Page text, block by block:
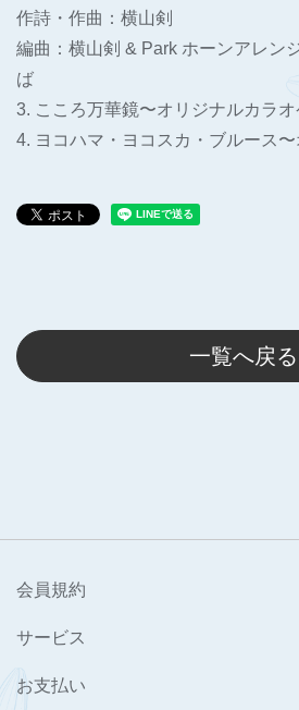
作詩・作曲：横山剣
編曲：横山剣 & Park ホーンアレン
ば
3. こころ万華鏡〜オリジナルカラオ
4. ヨコハマ・ヨコスカ・ブルース
一覧へ戻る
会員規約
サービス
お支払い